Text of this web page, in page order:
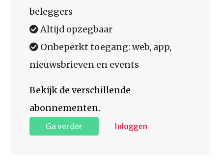
beleggers
Altijd opzegbaar
Onbeperkt toegang: web, app,
nieuwsbrieven en events
Bekijk de verschillende
abonnementen.
Ga verder Inloggen